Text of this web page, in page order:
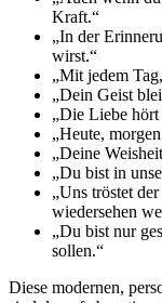
Kraft.“
„In der
wirst.“
„Mit jedem
„Dein Geist
„Die Liebe
„Heute,
„Deine
„Du bist in
„Uns tröstet
wiedersehen
„Du bist nur
sollen.“
Diese modernen,